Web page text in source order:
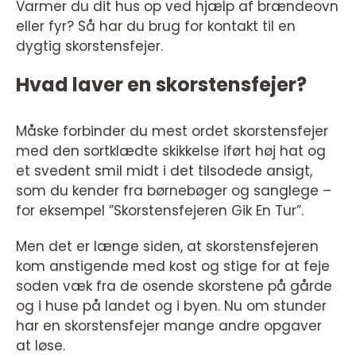
Varmer du dit hus op ved hjælp af brændeovn
eller fyr? Så har du brug for kontakt til en
dygtig skorstensfejer.
Hvad laver en skorstensfejer?
Måske forbinder du mest ordet skorstensfejer
med den sortklædte skikkelse iført høj hat og
et svedent smil midt i det tilsodede ansigt,
som du kender fra børnebøger og sanglege –
for eksempel ”Skorstensfejeren Gik En Tur”.
Men det er længe siden, at skorstensfejeren
kom anstigende med kost og stige for at feje
soden væk fra de osende skorstene på gårde
og i huse på landet og i byen. Nu om stunder
har en skorstensfejer mange andre opgaver
at løse.